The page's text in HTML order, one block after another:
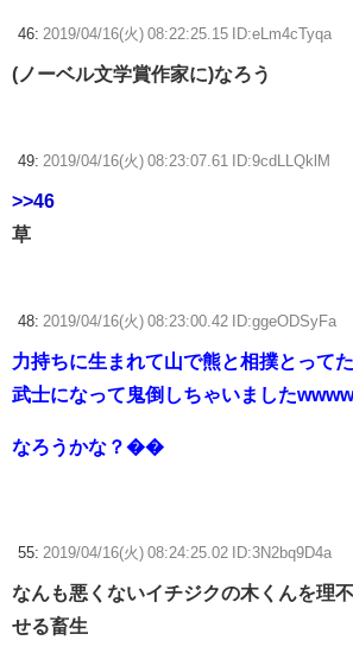
46: 2019/04/16(火) 08:22:25.15 ID:eLm4cTyqa
(ノーベル文学賞作家に)なろう
49: 2019/04/16(火) 08:23:07.61 ID:9cdLLQklM
>>46
草
48: 2019/04/16(火) 08:23:00.42 ID:ggeODSyFa
力持ちに生まれて山で熊と相撲とって
武士になって鬼倒しちゃいましたwwww
なろうかな？��
55: 2019/04/16(火) 08:24:25.02 ID:3N2bq9D4a
なんも悪くないイチジクの木くんを理
せる畜生